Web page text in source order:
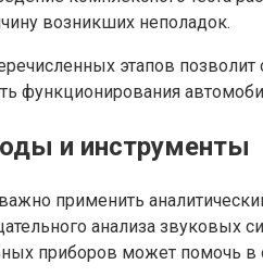
возникших неполадок.
этапов
функционирования
и инструменты
применить
анализа звуковых
приборов может помочь